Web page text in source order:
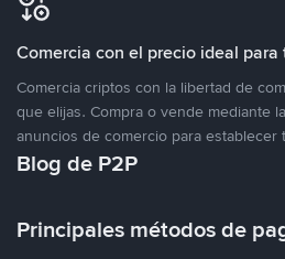
Comercia con el precio ideal para
Comercia criptos con la libertad de
que elijas. Compra o vende mediante
anuncios de comercio para establecer
Blog de P2P
Principales métodos de